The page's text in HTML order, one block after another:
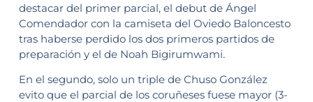
destacar del primer parcial, el debut de Ángel
Comendador con la camiseta del Oviedo Baloncesto
tras haberse perdido los dos primeros partidos de
preparación y el de Noah Bigirumwami.
En el segundo, solo un triple de Chuso González
evito que el parcial de los coruñeses fuese mayor (3-